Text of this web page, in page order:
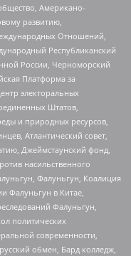
Американо-
развитию,
Отношений,
Республиканский
России, Черноморский
Платформа за
электоральных
Штатов,
и природных ресурсов,
Атлантический совет,
Джеймстаунский фонд,
насильственного
Фалуньгун, Коалиция
Фалуньгун в Китае,
Фалуньгун,
политических
современности,
обмен, Бард колледж,